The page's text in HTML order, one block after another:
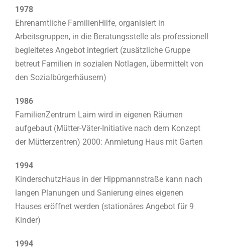
1978
Ehrenamtliche FamilienHilfe, organisiert in
Arbeitsgruppen, in die Beratungsstelle als professionell
begleitetes Angebot integriert (zusätzliche Gruppe
betreut Familien in sozialen Notlagen, übermittelt von
den Sozialbürgerhäusern)
1986
FamilienZentrum Laim wird in eigenen Räumen
aufgebaut (Mütter-Väter-Initiative nach dem Konzept
der Mütterzentren) 2000: Anmietung Haus mit Garten
1994
KinderschutzHaus in der Hippmannstraße kann nach
langen Planungen und Sanierung eines eigenen
Hauses eröffnet werden (stationäres Angebot für 9
Kinder)
1994